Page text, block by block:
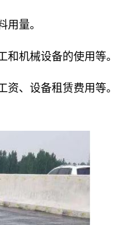
量。
机械设备的使用等。
、设备租赁费用等。